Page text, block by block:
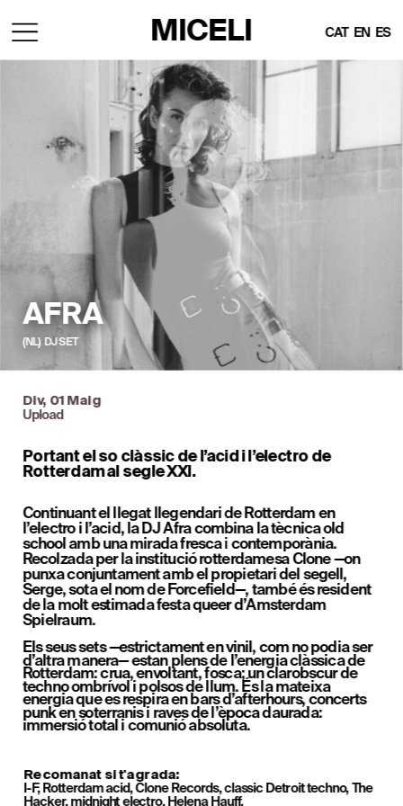
AFRA
(NL)  DJ SET
MICELI CAT EN ES
Div, 01 Maig
Upload
Portant el so clàssic de l’acid i l’electro de
Rotterdam al segle XXI.
Continuant el llegat llegendari de Rotterdam en
l’electro i l’acid, la DJ Afra combina la tècnica old
school amb una mirada fresca i contemporània.
Recolzada per la institució rotterdamesa Clone —on
punxa conjuntament amb el propietari del segell,
Serge, sota el nom de Forcefield—, també és resident
de la molt estimada festa queer d’Amsterdam
Spielraum.
Els seus sets —estrictament en vinil, com no podia ser
d’altra manera— estan plens de l’energia clàssica de
Rotterdam: crua, envoltant, fosca; un clarobscur de
techno ombrívol i polsos de llum. És la mateixa
energia que es respira en bars d’afterhours, concerts
punk en soterranis i raves de l’època daurada:
immersió total i comunió absoluta.
Recomanat si t'agrada:
I-F, Rotterdam acid, Clone Records, classic Detroit techno, The
Hacker, midnight electro, Helena Hauff.